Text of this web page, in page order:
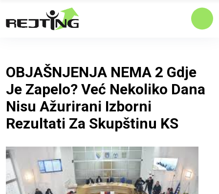
OBJAŠNJENJA NEMA 2 Gdje
Je Zapelo? Već Nekoliko Dana
Nisu Ažurirani Izborni
Rezultati Za Skupštinu KS